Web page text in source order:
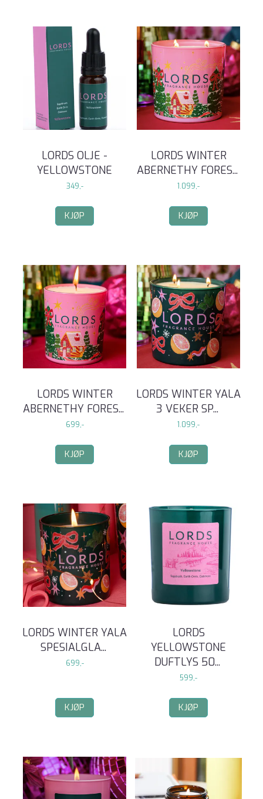
LORDS OLJE -
YELLOWSTONE
349,-
KJØP
LORDS WINTER
ABERNETHY FORES...
1.099,-
KJØP
LORDS WINTER
ABERNETHY FORES...
699,-
KJØP
LORDS WINTER YALA
3 VEKER SP...
1.099,-
KJØP
LORDS WINTER YALA
SPESIALGLA...
699,-
KJØP
LORDS
YELLOWSTONE
DUFTLYS 50...
599,-
KJØP